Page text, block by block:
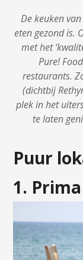
De keuken
eten gezond is.
met het
Pure!
restaurants.
(dichtbij
plek in het
te laten
Puur
1.